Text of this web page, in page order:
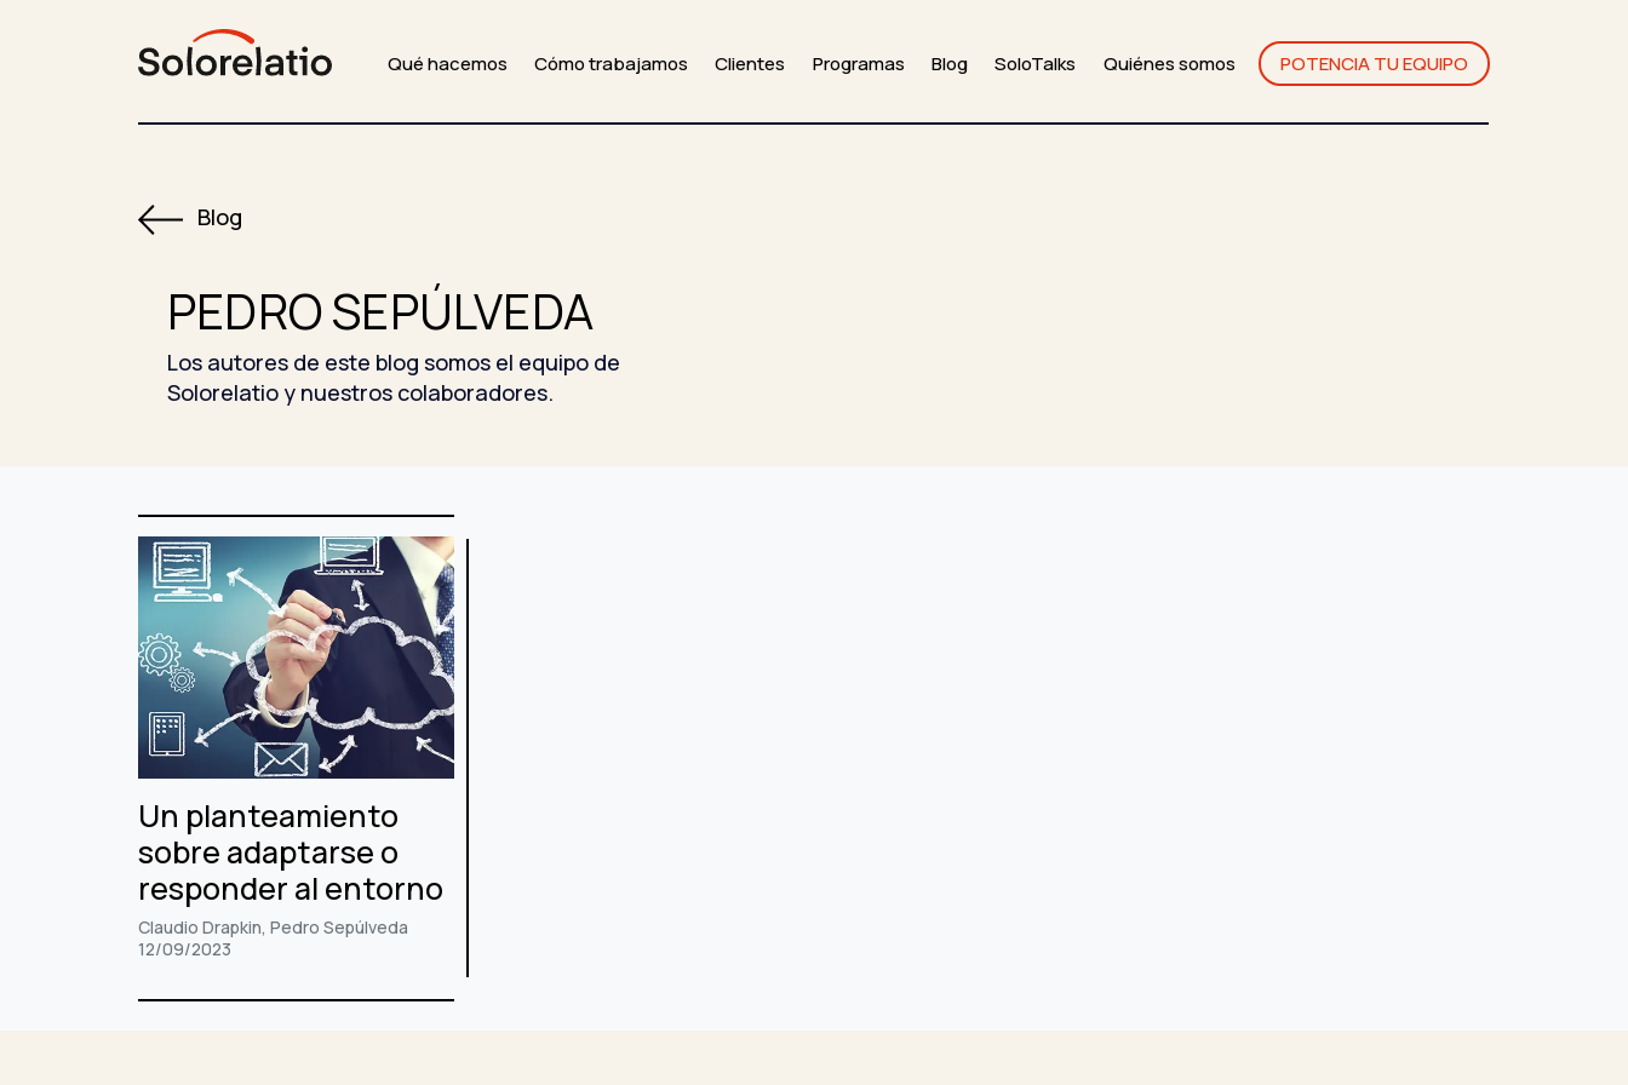
Qué hacemos Cómo trabajamos Clientes Programas Blog SoloTalks Quiénes somos POTENCIA TU EQUIPO
Blog
PEDRO SEPÚLVEDA
Los autores de este blog somos el equipo de
Solorelatio y nuestros colaboradores.
Un planteamiento
sobre adaptarse o
responder al entorno
Claudio Drapkin, Pedro Sepúlveda
12/09/2023